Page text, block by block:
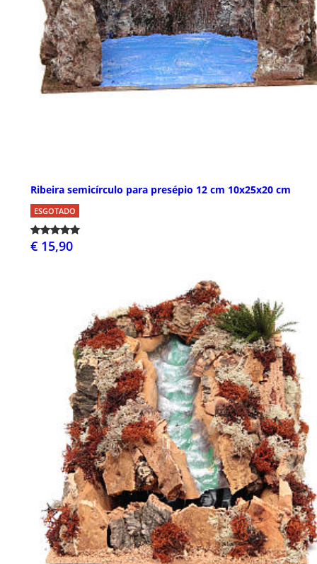
Ribeira semicírculo para presépio 12 cm 10x25x20 cm
ESGOTADO
€ 15,90